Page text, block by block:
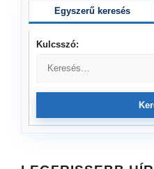
Egyszerű keresés
Kulcsszó: